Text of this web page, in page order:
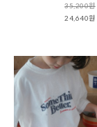
35,200원
24,640원